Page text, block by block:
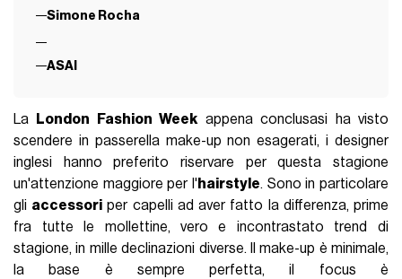
Simone Rocha
ASAI
La London Fashion Weekappena conclusasi ha visto
scendere in passerella make-up non esagerati, i designer
inglesi hanno preferito riservare per questa stagione
un'attenzione maggiore per l' hairstyle. Sono in particolare
gli accessori per capelli ad aver fatto la differenza, prime
fra tutte le mollettine, vero e incontrastato trend di
stagione, in mille declinazioni diverse. Il make-up è minimale,
la base è sempre perfetta, il focus è